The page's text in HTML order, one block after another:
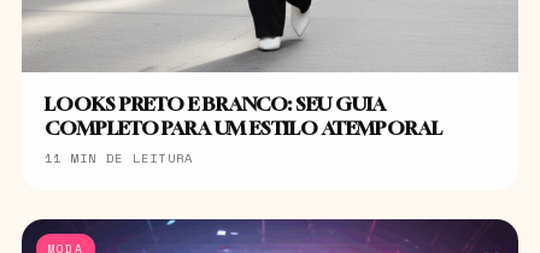
LOOKS PRETO E BRANCO: SEU GUIA
COMPLETO PARA UM ESTILO ATEMPORAL
11 MIN DE LEITURA
MODA